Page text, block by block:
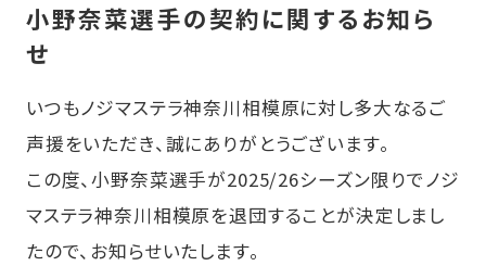
小野奈菜選手の契約に関するお知ら
せ
いつもノジマステラ神奈川相模原に対し多大なるご
声援をいただき、誠にありがとうございます。
この度、小野奈菜選手が2025/26シーズン限りでノジ
マステラ神奈川相模原を退団することが決定しまし
たので、お知らせいたします。